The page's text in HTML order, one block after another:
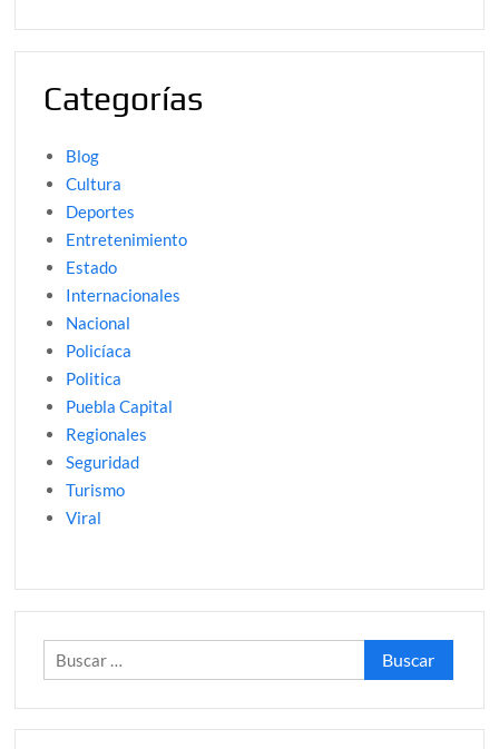
Categorías
Blog
Cultura
Deportes
Entretenimiento
Estado
Internacionales
Nacional
Policíaca
Politica
Puebla Capital
Regionales
Seguridad
Turismo
Viral
Buscar: